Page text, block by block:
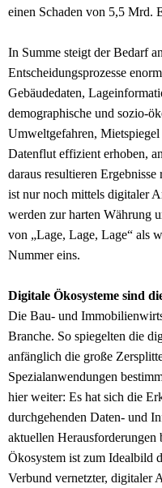
einen Schaden von 5,5 Mrd.
In Summe steigt der Bedarf
Entscheidungsprozesse
Gebäudedaten,
demographische und sozio-
Umweltgefahren,
Datenflut effizient erhoben,
daraus resultieren
ist nur noch mittels digitaler
werden zur harten Währung
von „Lage, Lage, Lage“ als
Nummer eins.
Digitale Ökosysteme sind
Die Bau- und
Branche. So spiegelten die
anfänglich die große
Spezialanwendungen
hier weiter: Es hat sich die
durchgehenden Daten- und
aktuellen Herausforderungen
Ökosystem ist zum Idealbild
Verbund vernetzter, digitaler